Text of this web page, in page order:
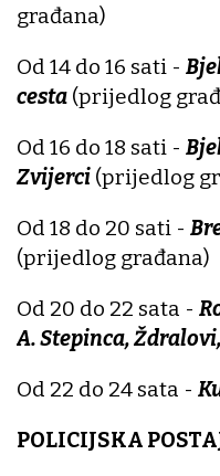
građana)
Od 14 do 16 sati -
cesta (prijedlog
Od 16 do 18 sati -
Zvijerci (prijedlog
Od 18 do 20 sati -
(prijedlog građana)
Od 20 do 22 sata -
A. Stepinca,
Od 22 do 24 sata -
POLICIJSKA